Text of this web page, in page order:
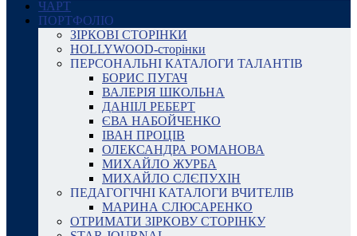
ЧАРТ
ПОРТФОЛІО
ЗІРКОВІ СТОРІНКИ
HOLLYWOOD-сторінки
ПЕРСОНАЛЬНІ КАТАЛОГИ ТАЛАНТІВ
БОРИС ПУГАЧ
ВАЛЕРІЯ ШКОЛЬНА
ДАНІІЛ РЕБЕРТ
ЄВА НАБОЙЧЕНКО
ІВАН ПРОЦІВ
ОЛЕКСАНДРА РОМАНОВА
МИХАЙЛО ЖУРБА
МИХАЙЛО СЛЄПУХІН
ПЕДАГОГІЧНІ КАТАЛОГИ ВЧИТЕЛІВ
МАРИНА СЛЮСАРЕНКО
ОТРИМАТИ ЗІРКОВУ СТОРІНКУ